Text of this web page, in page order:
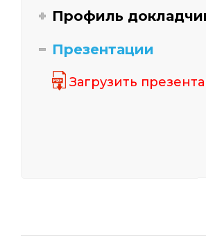
Профиль
Презентации
Загрузить